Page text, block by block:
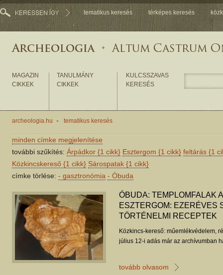
tematikus keresés térképes keresés
MAGAZIN
CIKKEK
TANULMÁNY
CIKKEK
KULCSSZAVAS
KERESÉS
archeologia.hu tematikus keresés
minden címke megjelenítése
további szűkítés: Árpádkor {1 cikk} Esztergom {1 cikk} feltárás {1
Közkincskereső {1 cikk} Sárospatak {1 cikk}
címke törlése: - gasztronómia - Óbuda
ÓBUDA: TEMPLOMFALAK
ESZTERGOM: EZERÉVES
TÖRTÉNELMI RECEPTEK
Közkincs-kereső: műemlékvédelem,
július 12-i adás már az archívumban
tovább olvasom